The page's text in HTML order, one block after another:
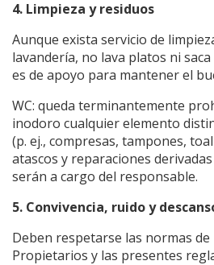
4. Limpieza y residuos
Aunque exista servicio de
lavandería, no lava platos ni
es de apoyo para mantener el
WC: queda terminantemente
inodoro cualquier elemento
(p. ej., compresas, tampones,
atascos y reparaciones
serán a cargo del responsable.
5. Convivencia, ruido y
Deben respetarse las normas de
Propietarios y las presentes